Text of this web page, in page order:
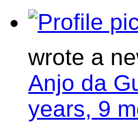
wrote a
Anjo da
years, 9